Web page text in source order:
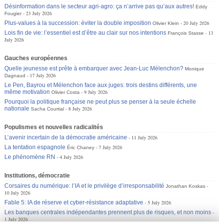
Désinformation dans le secteur agri-agro: ça n’arrive pas qu’aux autres! Eddy
Fougier
23 July 2026
Plus-values à la succession: éviter la double imposition Olivier Klein
20 July 2026
Lois fin de vie: l’essentiel est d’être au clair sur nos intentions François Stasse
13
July 2026
Gauches européennes
Quelle jeunesse est prête à embarquer avec Jean-Luc Mélenchon? Monique
Dagnaud
17 July 2026
Le Pen, Bayrou et Mélenchon face aux juges: trois destins différents, une
même motivation Olivier Costa
9 July 2026
Pourquoi la politique française ne peut plus se penser à la seule échelle
nationale Sacha Courtial 8 July 2026
Populismes et nouvelles radicalités
L’avenir incertain de la démocratie américaine
11 July 2026
La tentation espagnole Éric Chaney
7 July 2026
Le phénomène RN
4 July 2026
Institutions, démocratie
Corsaires du numérique: l’IA et le privilège d’irresponsabilité Jonathan Koskas
10 July 2026
Fable 5: IA de réserve et cyber-résistance adaptative
5 July 2026
Les banques centrales indépendantes prennent plus de risques, et non moins
1 July 2026